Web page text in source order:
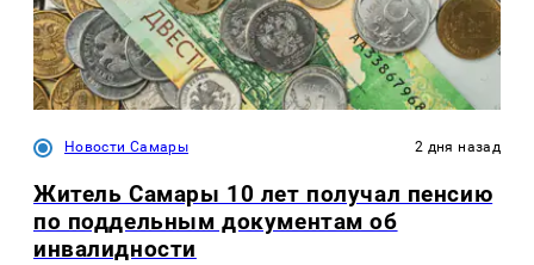
Новости Самары 2 дня назад
Житель Самары 10 лет получал пенсию
по поддельным документам об
инвалидности